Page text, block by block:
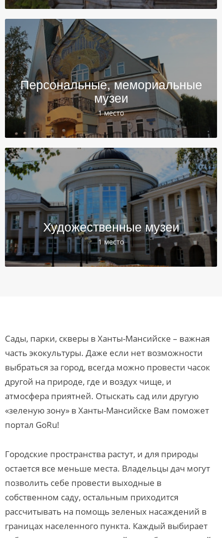
Персональные, мемориальные
музеи
1 место
Художественные музеи
1 место
Сады, парки, скверы в Ханты-Мансийске – важная
часть экокультуры. Даже если нет возможности
выбраться за город, всегда можно провести часок
другой на природе, где и воздух чище, и
атмосфера приятней. Отыскать сад или другую
«зеленую зону» в Ханты-Мансийске Вам поможет
портал GoRu!
Городские пространства растут, и для природы
остается все меньше места. Владельцы дач могут
позволить себе провести выходные в
собственном саду, остальным приходится
рассчитывать на помощь зеленых насаждений в
границах населенного пункта. Каждый выбирает